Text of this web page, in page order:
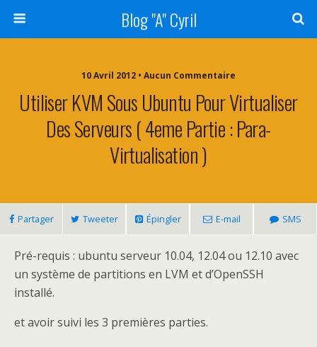
Blog "A" Cyril
10 Avril 2012 • Aucun Commentaire
Utiliser KVM Sous Ubuntu Pour Virtualiser
Des Serveurs ( 4eme Partie : Para-
Virtualisation )
Partager Tweeter Épingler E-mail SMS
Pré-requis : ubuntu serveur 10.04, 12.04 ou 12.10 avec
un système de partitions en LVM et d’OpenSSH
installé.
et avoir suivi les 3 premières parties.